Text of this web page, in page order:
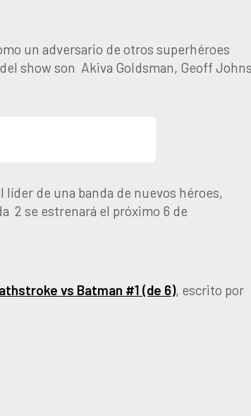
un adversario de otros superhéroes
show son Akiva Goldsman, Geoff Johns
líder de una banda de nuevos héroes,
2 se estrenará el próximo 6 de
vs Batman #1 (de 6), escrito por